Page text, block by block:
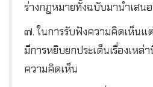
ร่างกฎหมายทั้งฉบับมานำเสน
๗. ในการรับฟังความคิดเห็นแ
มีการหยิบยกประเด็นเรื่องเหล่
ความคิดเห็น